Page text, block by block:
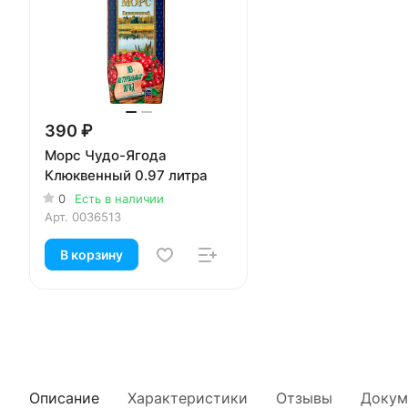
390 ₽
Морс Чудо-Ягода
Клюквенный 0.97 литра
0
Есть в наличии
Арт. 0036513
В корзину
Описание Характеристики Отзывы